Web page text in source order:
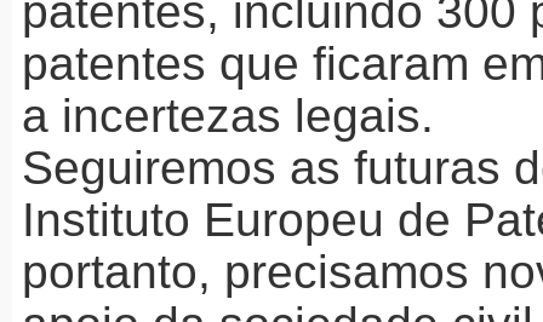
patentes, incluindo 300
patentes que ficaram
a incertezas legais.
Seguiremos as futuras
Instituto Europeu de
portanto, precisamos